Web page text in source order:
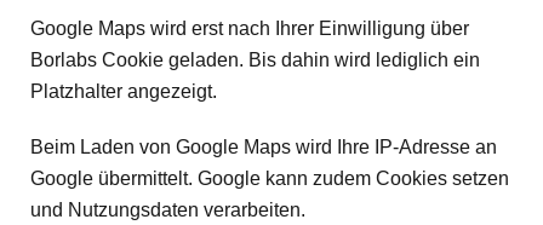
Google Maps wird erst nach Ihrer Einwilligung über
Borlabs Cookie geladen. Bis dahin wird lediglich ein
Platzhalter angezeigt.
Beim Laden von Google Maps wird Ihre IP-Adresse an
Google übermittelt. Google kann zudem Cookies setzen
und Nutzungsdaten verarbeiten.